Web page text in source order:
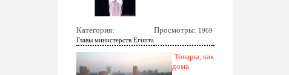
Категория:
Главы министерств Египта
Просмотры: 1969
Товары, как
дома